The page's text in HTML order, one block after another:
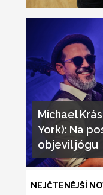
Michael
York): Na
objevil jógu
NEJČTENĚJŠÍ